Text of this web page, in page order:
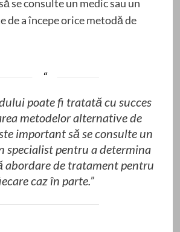
se consulte un medic sau un
de a începe orice metodă de
poate fi tratată cu succes
metodelor alternative de
important să se consulte un
specialist pentru a determina
abordare de tratament pentru
caz în parte.”